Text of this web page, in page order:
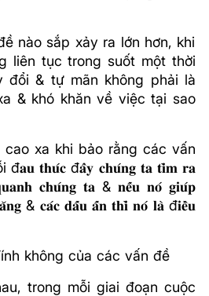
nào sắp xảy ra lớn hơn, khi
liên tục trong suốt một thời
đổi & tự mãn không phải là
& khó khăn về việc tại sao
xa khi bảo rằng các vấn
𝐭𝐡𝐮́𝐜 đ𝐚̂̉𝐲 𝐜𝐡𝐮́𝐧𝐠 𝐭𝐚 𝐭𝐢̀𝐦 𝐫𝐚
𝐜𝐡𝐮́𝐧𝐠 𝐭𝐚 & 𝐧𝐞̂́𝐮 𝐧𝐨́ 𝐠𝐢𝐮́𝐩
& 𝐜𝐚́𝐜 𝐝𝐚̂́𝐮 𝐚̂́𝐧 𝐭𝐡𝐢̀ 𝐧𝐨́ 𝐥𝐚̀ đ𝐢𝐞̂̀𝐮
không của các vấn đề
trong mỗi giai đoạn cuộc